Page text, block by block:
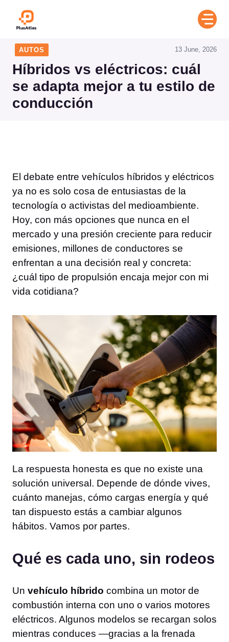
AUTOS
Híbridos vs eléctricos: cuál
se adapta mejor a tu estilo de
conducción
13 June, 2026
El debate entre vehículos híbridos y eléctricos
ya no es solo cosa de entusiastas de la
tecnología o activistas del medioambiente.
Hoy, con más opciones que nunca en el
mercado y una presión creciente para reducir
emisiones, millones de conductores se
enfrentan a una decisión real y concreta:
¿cuál tipo de propulsión encaja mejor con mi
vida cotidiana?
La respuesta honesta es que no existe una
solución universal. Depende de dónde vives,
cuánto manejas, cómo cargas energía y qué
tan dispuesto estás a cambiar algunos
hábitos. Vamos por partes.
Qué es cada uno, sin rodeos
Un vehículo híbrido combina un motor de
combustión interna con uno o varios motores
eléctricos. Algunos modelos se recargan solos
mientras conduces —gracias a la frenada